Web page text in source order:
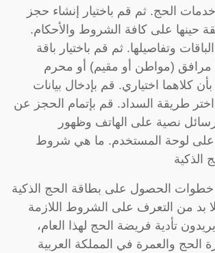
الحج. ثم قم باختيار إنشاء حجز
حينها على كافة الشروط والأحكام.
وتفاصيلها. ثم قم باختيار باقة
مرافق (مواطن أو مقيم) أو محرم
كلاهما اختياري. قم بإدخال بيانات
طريقة السداد. قم بإتمام الحجز عن
نصية على الهاتف وظهور
على لوحة المستخدم. ما هي شروط
الذكية
خطوات الحصول على بطاقة الحج الذكية
بد من التعرف على الشروط اللازمة
تأدية فريضة الحج لهذا العام،
الحج والعمرة في المملكة العربية